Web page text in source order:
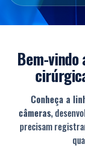
Bem-vindo
Conheça a
câmeras,
precisam